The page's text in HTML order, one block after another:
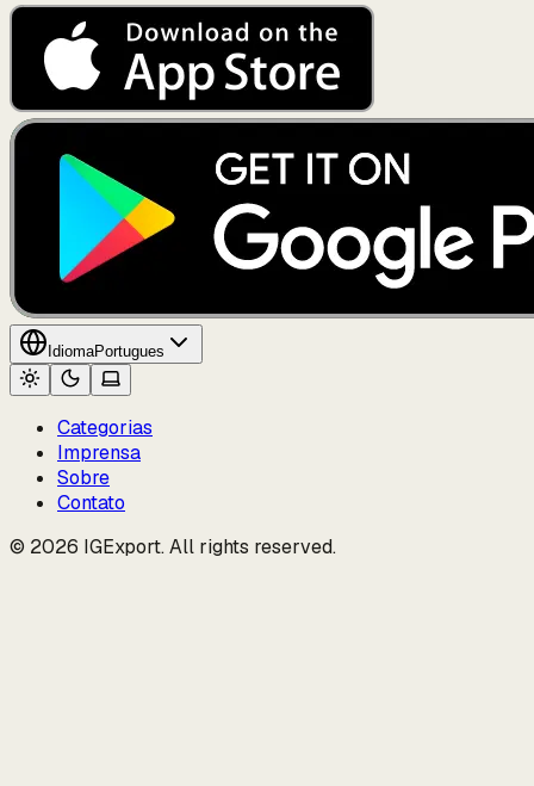
IdiomaPortugues
Categorias
Imprensa
Sobre
Contato
© 2026 IGExport. All rights reserved.